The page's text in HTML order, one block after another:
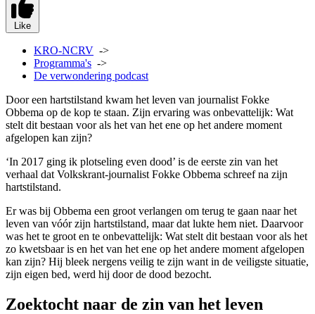
Like
KRO-NCRV ->
Programma's ->
De verwondering podcast
Door een hartstilstand kwam het leven van journalist Fokke
Obbema op de kop te staan. Zijn ervaring was onbevattelijk: Wat
stelt dit bestaan voor als het van het ene op het andere moment
afgelopen kan zijn?
‘In 2017 ging ik plotseling even dood’ is de eerste zin van het
verhaal dat Volkskrant-journalist Fokke Obbema schreef na zijn
hartstilstand.
Er was bij Obbema een groot verlangen om terug te gaan naar het
leven van vóór zijn hartstilstand, maar dat lukte hem niet. Daarvoor
was het te groot en te onbevattelijk: Wat stelt dit bestaan voor als het
zo kwetsbaar is en het van het ene op het andere moment afgelopen
kan zijn? Hij bleek nergens veilig te zijn want in de veiligste situatie,
zijn eigen bed, werd hij door de dood bezocht.
Zoektocht naar de zin van het leven